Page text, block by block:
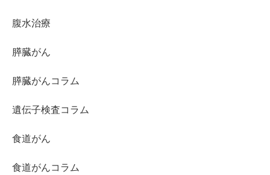
腹水治療
膵臓がん
膵臓がんコラム
遺伝子検査コラム
食道がん
食道がんコラム